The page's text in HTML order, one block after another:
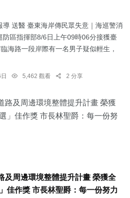
送醫 臺東海岸傳民眾失意｜海巡警消
防區指揮部8/6日上午09時06分接獲臺
海路一段岸際有一名男子疑似輕生，
5,462 觀看 2 分享
及周邊環境整體提升計畫 榮獲全
佳作獎 市長林聖爵：每一份努力